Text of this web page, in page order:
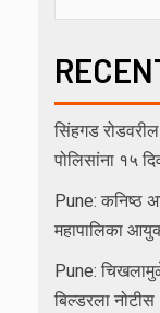
सिंहगड
पोलिसांना १५
Pune: कनिष्ठ
महापालिका
Pune:
बिल्डरला नोटीस